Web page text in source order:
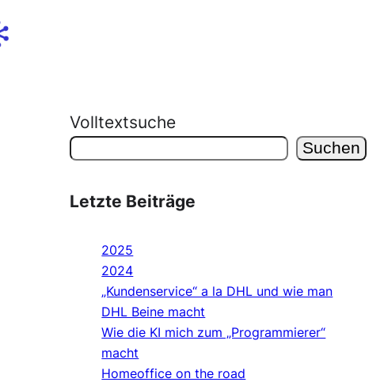
Volltextsuche
Suchen
Letzte Beiträge
2025
2024
„Kundenservice“ a la DHL und wie man
DHL Beine macht
Wie die KI mich zum „Programmierer“
macht
Homeoffice on the road